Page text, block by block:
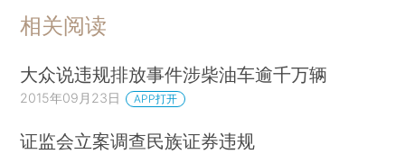
相关阅读
大众说违规排放事件涉柴油车逾千万辆
2015年09月23日 APP打开
证监会立案调查民族证券违规